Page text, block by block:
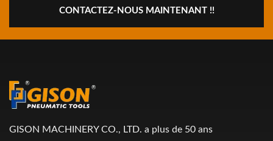
CONTACTEZ-NOUS MAINTENANT !!
GISON MACHINERY CO., LTD. a plus de 50 ans